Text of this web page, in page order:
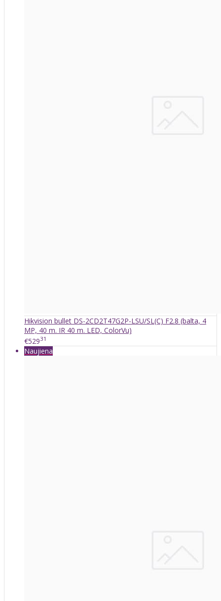
Hikvision bullet DS-2CD2T47G2P-LSU/SL(C) F2.8 (balta, 4
MP, 40 m. IR 40 m. LED, ColorVu)
€52931
Naujiena